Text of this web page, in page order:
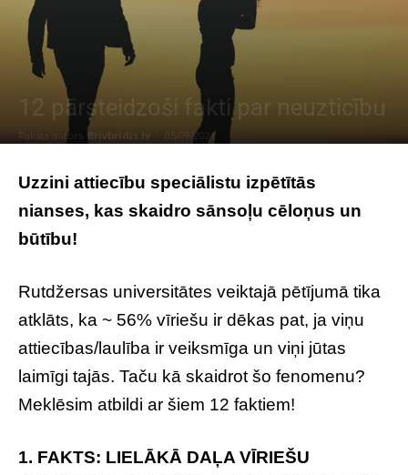
12 pārsteidzoši fakti par neuzticību
Raksta autors Brivbridis.lv 05/09/2021
Uzzini attiecību speciālistu izpētītās
nianses, kas skaidro sānsoļu cēloņus un
būtību!
Rutdžersas universitātes veiktajā pētījumā tika
atklāts, ka ~ 56% vīriešu ir dēkas pat, ja viņu
attiecības/laulība ir veiksmīga un viņi jūtas
laimīgi tajās. Taču kā skaidrot šo fenomenu?
Meklēsim atbildi ar šiem 12 faktiem!
1. FAKTS: LIELĀKĀ DAĻA VĪRIEŠU